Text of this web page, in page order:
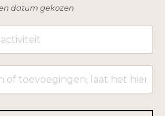
datum gekozen